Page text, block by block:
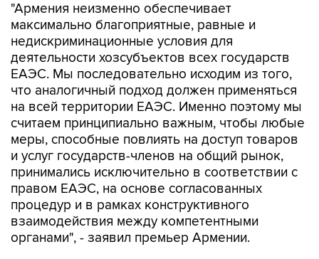
"Армения неизменно обеспечивает
максимально благоприятные, равные и
недискриминационные условия для
деятельности хозсубъектов всех государств
ЕАЭС. Мы последовательно исходим из того,
что аналогичный подход должен применяться
на всей территории ЕАЭС. Именно поэтому мы
считаем принципиально важным, чтобы любые
меры, способные повлиять на доступ товаров
и услуг государств-членов на общий рынок,
принимались исключительно в соответствии с
правом ЕАЭС, на основе согласованных
процедур и в рамках конструктивного
взаимодействия между компетентными
органами", - заявил премьер Армении.